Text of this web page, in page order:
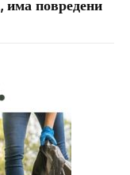
има повредени